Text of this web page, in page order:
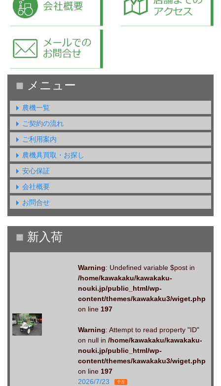
農機一覧
ご契約の流れ
ご利用案内
農機具買取・お探し
安心保証
会社概要
お問合せ
Warning: Undefined variable $post in
/home/kawakaku/kawakaku-
nouki.jp/public_html/wp-
content/themes/kawakaku3/wiget.php
on line 197
Warning: Attempt to read property "ID"
on null in /home/kawakaku/kawakaku-
nouki.jp/public_html/wp-
content/themes/kawakaku3/wiget.php
on line 197
2026/7/23
中古